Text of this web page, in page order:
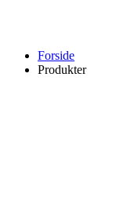
Forside
Produkter